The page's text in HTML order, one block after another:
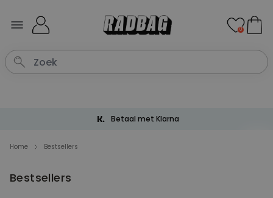
0
Betaal met Klarna
Home Bestsellers
Bestsellers